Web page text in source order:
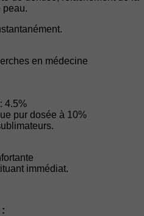
peau.
en médecine
4.5%
pur dosée à 10%
immédiat.
: